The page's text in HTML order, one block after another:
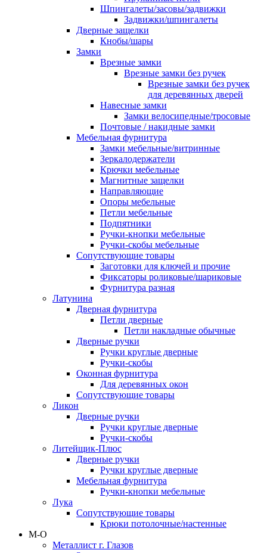
Шпингалеты/засовы/задвижки
Задвижки/шпингалеты
Дверные защелки
Кнобы/шары
Замки
Врезные замки
Врезные замки без ручек
Врезные замки без ручек
для деревянных дверей
Навесные замки
Замки велосипедные/тросовые
Почтовые / накидные замки
Мебельная фурнитура
Замки мебельные/витринные
Зеркалодержатели
Крючки мебельные
Магнитные защелки
Направляющие
Опоры мебельные
Петли мебельные
Подпятники
Ручки-кнопки мебельные
Ручки-скобы мебельные
Сопутствующие товары
Заготовки для ключей и прочие
Фиксаторы роликовые/шариковые
Фурнитура разная
Латунина
Дверная фурнитура
Петли дверные
Петли накладные обычные
Дверные ручки
Ручки круглые дверные
Ручки-скобы
Оконная фурнитура
Для деревянных окон
Сопутствующие товары
Ликон
Дверные ручки
Ручки круглые дверные
Ручки-скобы
Литейщик-Плюс
Дверные ручки
Ручки круглые дверные
Мебельная фурнитура
Ручки-кнопки мебельные
Лука
Сопутствующие товары
Крюки потолочные/настенные
М-О
Металлист г. Глазов